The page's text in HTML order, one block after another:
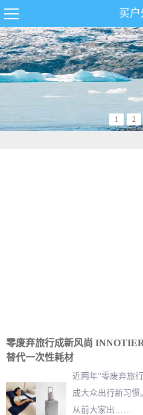
买户
1 2
零废弃旅行成新风尚
替代一次性耗材
近两年“零废弃旅
成大众出行新习惯
从前大家出……